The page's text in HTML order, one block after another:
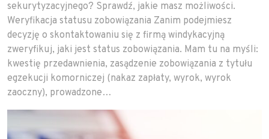
sekurytyzacyjnego? Sprawdź, jakie masz możliwości.
Weryfikacja statusu zobowiązania Zanim podejmiesz
decyzję o skontaktowaniu się z firmą windykacyjną
zweryfikuj, jaki jest status zobowiązania. Mam tu na myśli:
kwestię przedawnienia, zasądzenie zobowiązania z tytułu
egzekucji komorniczej (nakaz zapłaty, wyrok, wyrok
zaoczny), prowadzone…